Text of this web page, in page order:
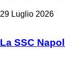
29 Luglio 2026
La SSC